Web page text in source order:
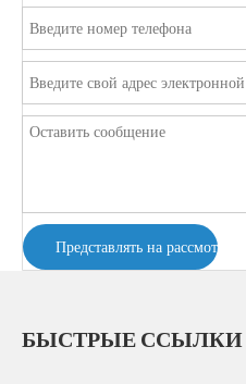
Представлять на рассмотрение
БЫСТРЫЕ ССЫЛКИ